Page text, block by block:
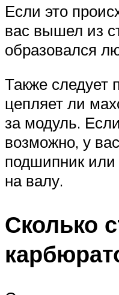
Если это
вас вышел из
образовался
Также следует
цепляет ли
за модуль.
возможно, у
подшипник
на валу.
Сколько